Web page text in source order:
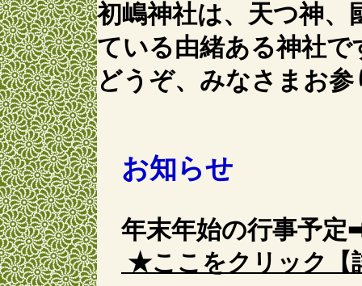
初嶋神社は、天つ神、
ている由緒ある神社で
どうぞ、みなさまお
お知らせ
年末年始の行事予定
★ここをクリック【